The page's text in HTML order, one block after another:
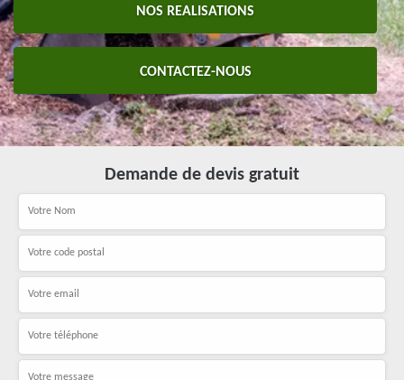
NOS REALISATIONS
CONTACTEZ-NOUS
Demande de devis gratuit